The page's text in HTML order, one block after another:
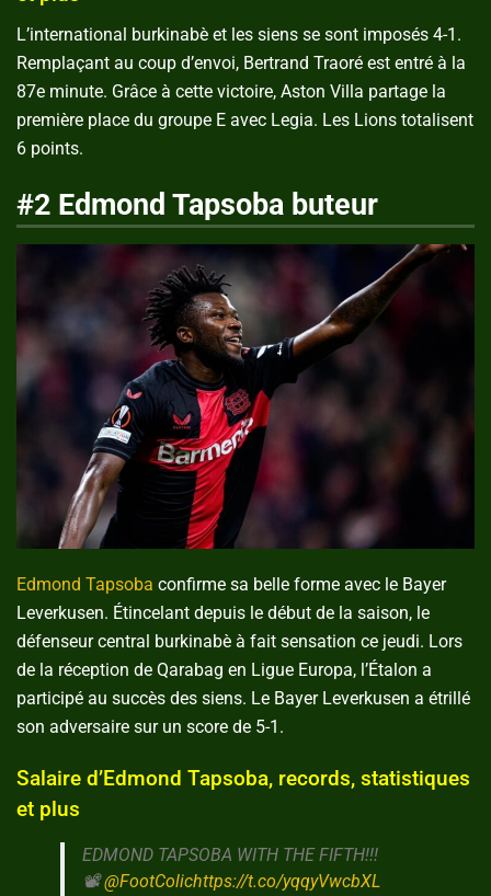
L’international burkinabè et les siens se sont imposés 4-1.
Remplaçant au coup d’envoi, Bertrand Traoré est entré à la
87e minute. Grâce à cette victoire, Aston Villa partage la
première place du groupe E avec Legia. Les Lions totalisent
6 points.
#2 Edmond Tapsoba buteur
Edmond Tapsoba confirme sa belle forme avec le Bayer
Leverkusen. Étincelant depuis le début de la saison, le
défenseur central burkinabè à fait sensation ce jeudi. Lors
de la réception de Qarabag en Ligue Europa, l’Étalon a
participé au succès des siens. Le Bayer Leverkusen a étrillé
son adversaire sur un score de 5-1.
Salaire d’Edmond Tapsoba, records, statistiques
et plus
EDMOND TAPSOBA WITH THE FIFTH!!!
📽️@FootColichttps://t.co/yqqyVwcbXL